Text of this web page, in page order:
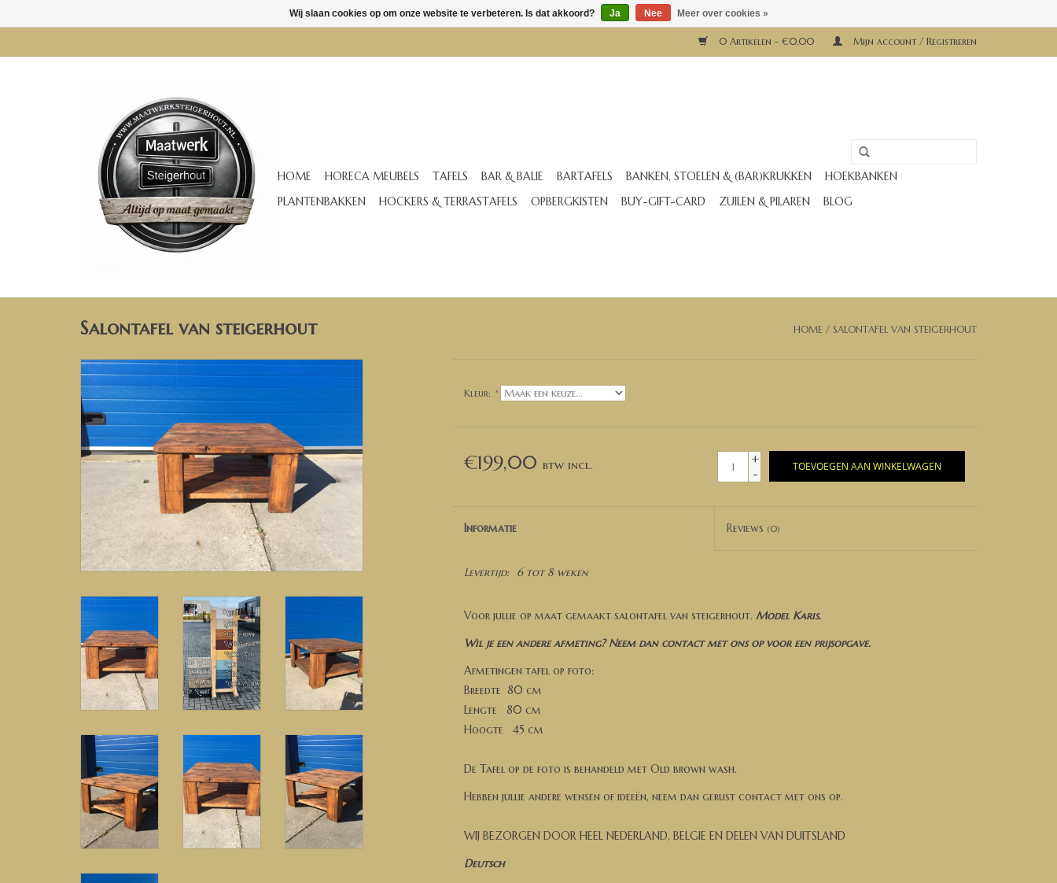
0 Artikelen - €0,00 Mijn account / Registreren
HOME HORECA MEUBELS TAFELS BAR & BALIE BARTAFELS BANKEN, STOELEN & (BAR)KRUKKEN
HOEKBANKEN
PLANTENBAKKEN
HOCKERS & TERRASTAFELS OPBERGKISTEN BUY-GIFT-CARD ZUILEN & PILAREN BLOG
Salontafel van steigerhout HOME / SALONTAFEL VAN STEIGERHOUT
Kleur: *
€199,00
+
-
TOEVOEGEN AAN WINKELWAGEN
Informatie Reviews (0)
Levertijd: 6 tot 8 weken
Voor jullie op maat gemaakt salontafel van steigerhout. Model Karis.
Wil je een andere afmeting? Neem dan contact met ons op voor een prijsopgave.
Afmetingen tafel op foto:
Breedte 80 cm
Lengte 80 cm
Hoogte 45 cm
De Tafel op de foto is behandeld met Old brown wash.
Hebben jullie andere wensen of ideeën, neem dan gerust contact met ons op.
WIJ BEZORGEN DOOR HEEL NEDERLAND, BELGIE EN DELEN VAN DUITSLAND
Deutsch
Wij slaan cookies op om onze website te verbeteren. Is dat akkoord? Ja Nee Meer over cookies »